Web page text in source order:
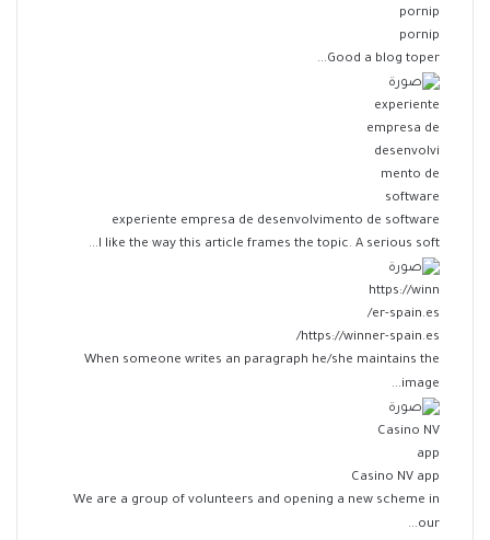
pornip
Good a blog toper...
experiente empresa de desenvolvimento de software
I like the way this article frames the topic. A serious soft...
https://winner-spain.es/
When someone writes an paragraph he/she maintains the
image...
Casino NV app
We are a group of volunteers and opening a new scheme in
our...